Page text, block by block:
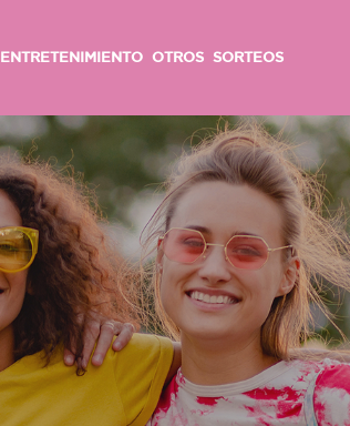
ENTRETENIMIENTO OTROS SORTEOS